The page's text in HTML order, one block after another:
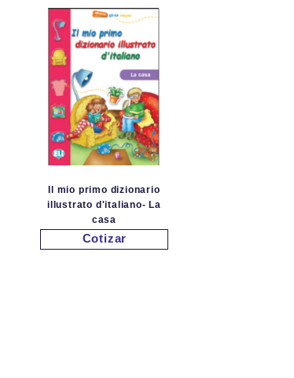
Il mio primo dizionario
illustrato d'italiano- La
casa
Cotizar